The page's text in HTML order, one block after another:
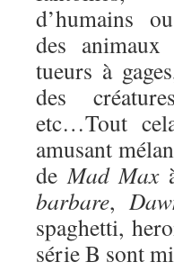
d’humains
des animaux
tueurs à
des
etc…Tout
amusant
deMad Max
barbare,
spaghetti,
série B sont